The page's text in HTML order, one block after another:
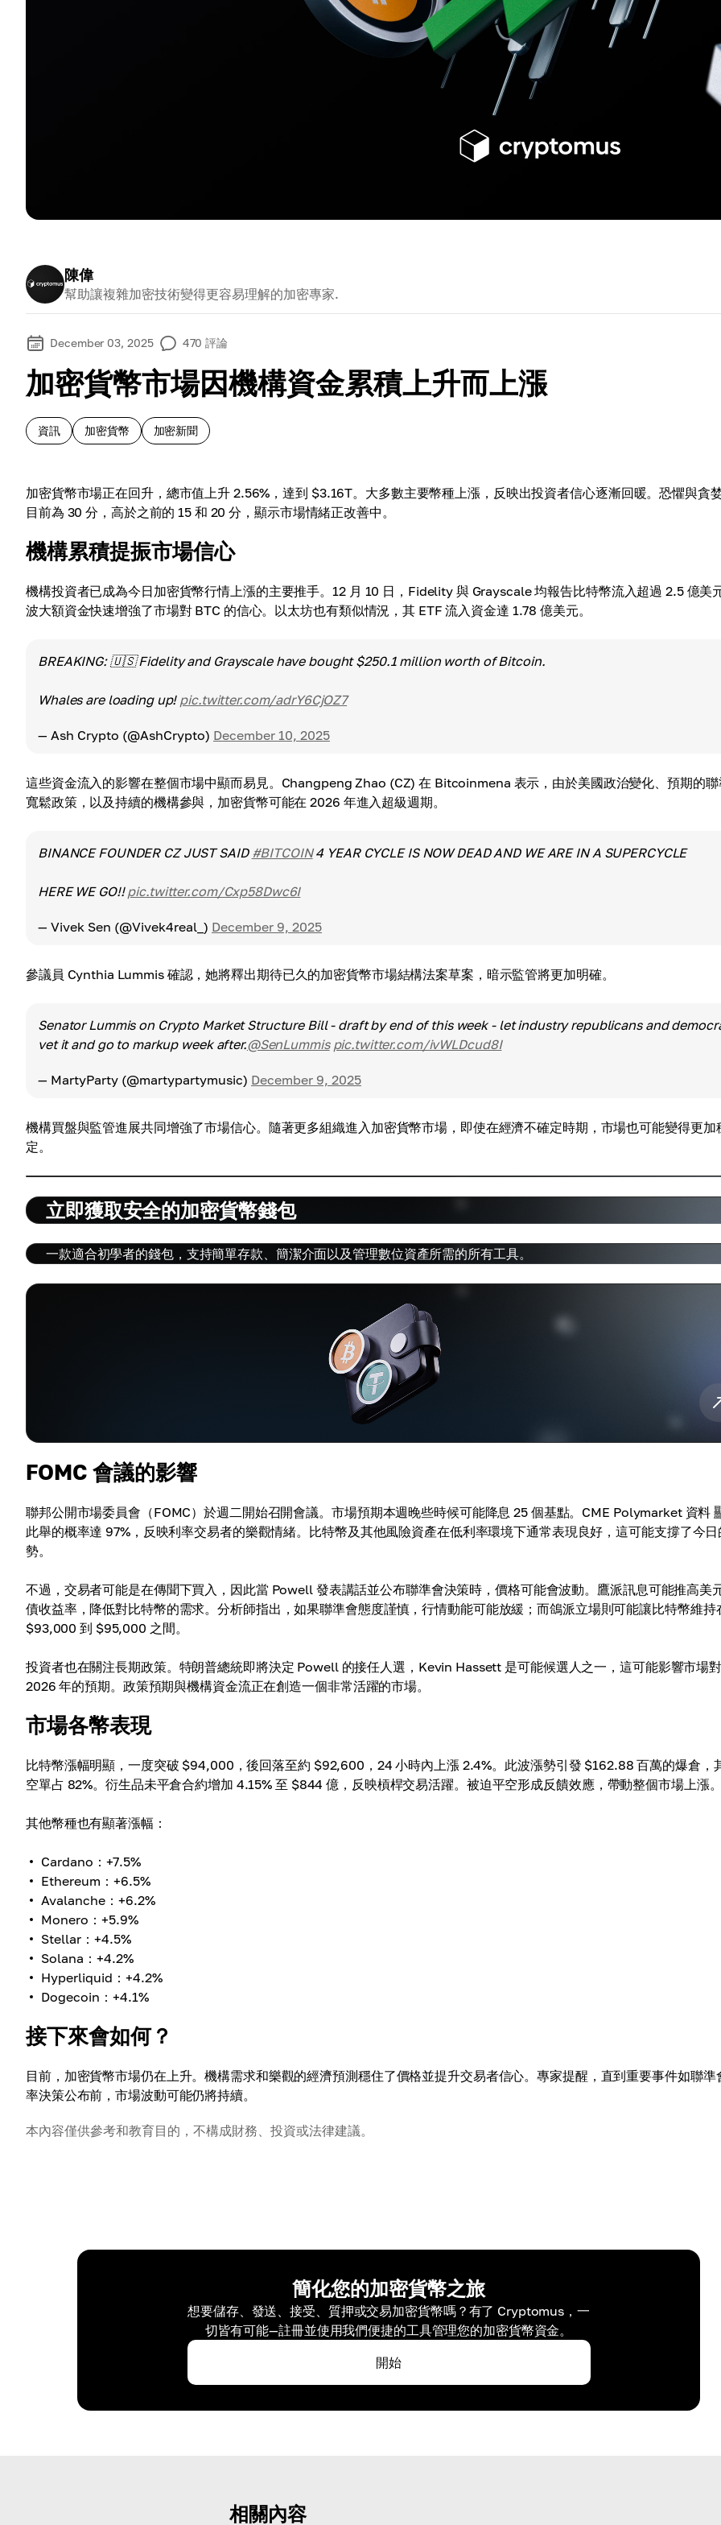
陳偉
幫助讓複雜加密技術變得更容易理解的加密專家.
December 03, 2025 470 評論
加密貨幣市場因機構資金累積上升而上漲
資訊 加密貨幣 加密新聞
加密貨幣市場正在回升，總市值上升 2.56%，達到 $3.16T。大多數主要幣種上漲，反映出投資者信心逐漸回暖。恐懼與貪
目前為 30 分，高於之前的 15 和 20 分，顯示市場情緒正改善中。
機構累積提振市場信心
機構投資者已成為今日加密貨幣行情上漲的主要推手。12 月 10 日，Fidelity 與 Grayscale 均報告比特幣流入超過 2.5 億美
波大額資金快速增強了市場對 BTC 的信心。以太坊也有類似情況，其 ETF 流入資金達 1.78 億美元。
BREAKING: 🇺🇸 Fidelity and Grayscale have bought $250.1 million worth of Bitcoin.
Whales are loading up! pic.twitter.com/adrY6CjOZ7
— Ash Crypto (@AshCrypto) December 10, 2025
這些資金流入的影響在整個市場中顯而易見。Changpeng Zhao (CZ) 在 Bitcoinmena 表示，由於美國政治變化、預期的聯
寬鬆政策，以及持續的機構參與，加密貨幣可能在 2026 年進入超級週期。
BINANCE FOUNDER CZ JUST SAID #BITCOIN4 YEAR CYCLE IS NOW DEAD AND WE ARE IN A SUPERCYCLE
HERE WE GO!!pic.twitter.com/Cxp58Dwc6I
— Vivek Sen (@Vivek4real_) December 9, 2025
參議員 Cynthia Lummis 確認，她將釋出期待已久的加密貨幣市場結構法案草案，暗示監管將更加明確。
Senator Lummis on Crypto Market Structure Bill - draft by end of this week - let industry republicans and
vet it and go to markup week after.@SenLummis pic.twitter.com/ivWLDcud8I
— MartyParty (@martypartymusic) December 9, 2025
機構買盤與監管進展共同增強了市場信心。隨著更多組織進入加密貨幣市場，即使在經濟不確定時期，市場也可能變得更加
定。
立即獲取安全的加密貨幣錢包
一款適合初學者的錢包，支持簡單存款、簡潔介面以及管理數位資產所需的所有工具。
FOMC 會議的影響
聯邦公開市場委員會（FOMC）於週二開始召開會議。市場預期本週晚些時候可能降息 25 個基點。CME Polymarket 資料
此舉的概率達 97%，反映利率交易者的樂觀情緒。比特幣及其他風險資產在低利率環境下通常表現良好，這可能支撐了今
勢。
不過，交易者可能是在傳聞下買入，因此當 Powell 發表講話並公布聯準會決策時，價格可能會波動。鷹派訊息可能推高美
債收益率，降低對比特幣的需求。分析師指出，如果聯準會態度謹慎，行情動能可能放緩；而鴿派立場則可能讓比特幣維持
$93,000 到 $95,000 之間。
投資者也在關注長期政策。特朗普總統即將決定 Powell 的接任人選，Kevin Hassett 是可能候選人之一，這可能影響市場
2026 年的預期。政策預期與機構資金流正在創造一個非常活躍的市場。
市場各幣表現
比特幣漲幅明顯，一度突破 $94,000，後回落至約 $92,600，24 小時內上漲 2.4%。此波漲勢引發 $162.88 百萬的爆倉，
空單占 82%。衍生品未平倉合約增加 4.15% 至 $844 億，反映槓桿交易活躍。被迫平空形成反饋效應，帶動整個市場上漲
其他幣種也有顯著漲幅：
Cardano：+7.5%
Ethereum：+6.5%
Avalanche：+6.2%
Monero：+5.9%
Stellar：+4.5%
Solana：+4.2%
Hyperliquid：+4.2%
Dogecoin：+4.1%
接下來會如何？
目前，加密貨幣市場仍在上升。機構需求和樂觀的經濟預測穩住了價格並提升交易者信心。專家提醒，直到重要事件如聯準
率決策公布前，市場波動可能仍將持續。
本內容僅供參考和教育目的，不構成財務、投資或法律建議。
簡化您的加密貨幣之旅
想要儲存、發送、接受、質押或交易加密貨幣嗎？有了 Cryptomus，一
切皆有可能—註冊並使用我們便捷的工具管理您的加密貨幣資金。
開始
相關內容